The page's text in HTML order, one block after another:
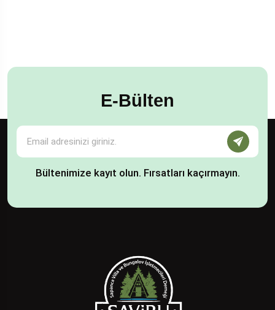
E-Bülten
Bültenimize kayıt olun. Fırsatları kaçırmayın.